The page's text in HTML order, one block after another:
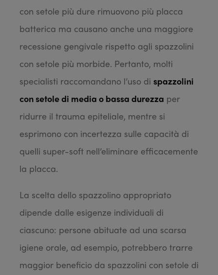
con setole più dure rimuovono più placca
batterica ma causano anche una maggiore
recessione gengivale rispetto agli spazzolini
con setole più morbide. Pertanto, molti
specialisti raccomandano l’uso di spazzolini
con setole di media o bassa durezza per
ridurre il trauma epiteliale, mentre si
esprimono con incertezza sulle capacità di
quelli super-soft nell’eliminare efficacemente
la placca.
La scelta dello spazzolino appropriato
dipende dalle esigenze individuali di
ciascuno: persone abituate ad una scarsa
igiene orale, ad esempio, potrebbero trarre
maggior beneficio da spazzolini con setole di